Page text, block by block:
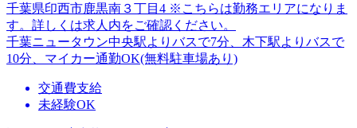
千葉県印西市鹿黒南３丁目4 ※こちらは勤務エリアになりま
す。詳しくは求人内をご確認ください。
千葉ニュータウン中央駅よりバスで7分、木下駅よりバスで
10分、マイカー通勤OK(無料駐車場あり)
交通費支給
未経験OK